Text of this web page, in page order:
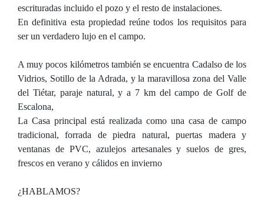
escrituradas incluido el pozo y el resto de instalaciones.
En definitiva esta propiedad reúne todos los requisitos para
ser un verdadero lujo en el campo.
A muy pocos kilómetros también se encuentra Cadalso de los
Vidrios, Sotillo de la Adrada, y la maravillosa zona del Valle
del Tiétar, paraje natural, y a 7 km del campo de Golf de
Escalona,
La Casa principal está realizada como una casa de campo
tradicional, forrada de piedra natural, puertas madera y
ventanas de PVC, azulejos artesanales y suelos de gres,
frescos en verano y cálidos en invierno
¿HABLAMOS?